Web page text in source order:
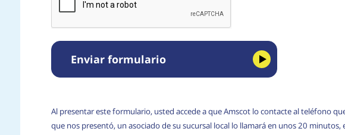
Enviar formulario
Al presentar este formulario, usted accede a que Amscot lo contacte al teléfono
que nos presentó, un asociado de su sucursal local lo llamará en unos 20